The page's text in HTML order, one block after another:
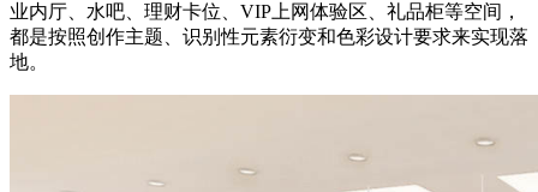
业内厅、水吧、理财卡位、VIP上网体验区、礼品柜等空间，
都是按照创作主题、识别性元素衍变和色彩设计要求来实现落
地。